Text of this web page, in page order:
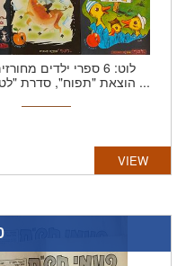
לוט: 6 ספרי ילדים
הוצאת "תפוח", סדרת "לטף". לוט הכולל ...
VIEW